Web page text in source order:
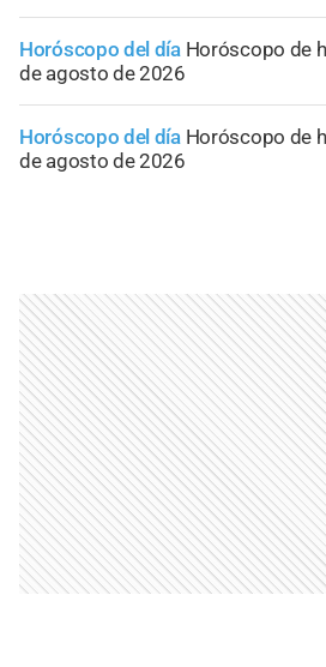
Horóscopo del día Horóscopo de
de agosto de 2026
Horóscopo del día Horóscopo de
de agosto de 2026